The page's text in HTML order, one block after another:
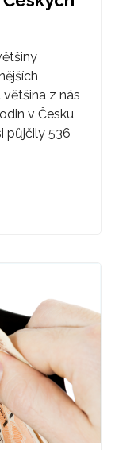
většina z nás
v Česku
půjčily 536